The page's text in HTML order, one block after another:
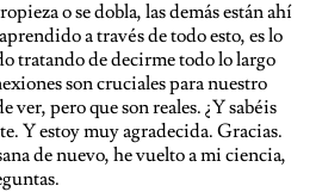
o se dobla, las demás están ahí
a través de todo esto, es lo
tratando de decirme todo lo largo
son cruciales para nuestro
ver, pero que son reales. ¿Y sabéis
Y estoy muy agradecida. Gracias.
de nuevo, he vuelto a mi ciencia,